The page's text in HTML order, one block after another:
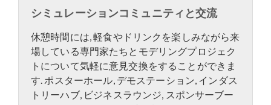
シミュレーションコミュニティと交流
休憩時間には, 軽食やドリンクを楽しみながら来
場している専門家たちとモデリングプロジェク
トについて気軽に意見交換をすることができま
す. ポスターホール, デモステーション, インダス
トリーハブ, ビジネスラウンジ, スポンサーブー